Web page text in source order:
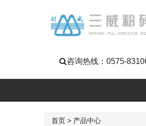
咨询热线： 0575-
首页 > 产品中心